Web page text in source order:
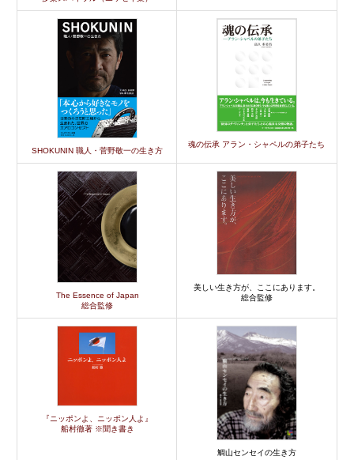
SHOKUNIN 職人・菅野敬一の生き方
魂の伝承 アラン・シャペルの弟子たち
The Essence of Japan
総合監修
美しい生き方が、ここにあります。
総合監修
『ニッポンよ、ニッポン人よ』
船村徹著 ※聞き書き
鯛山センセイの生き方